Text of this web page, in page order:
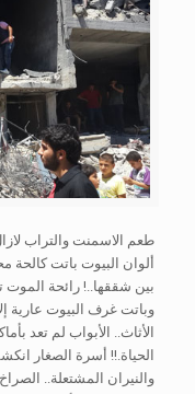
طعم الاسمنت والتراب
ألوان البيوت باتت كالحة
بين شققها..! رائحة
وباتت غرف البيوت عارية
الأثاث.. الأبواب لم تعد
الحياة.!! أسرة الصغار
والنيران المشتعلة..